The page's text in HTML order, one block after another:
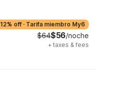
12% off · Tarifa miembro My6
$64$56/noche
+ taxes & fees